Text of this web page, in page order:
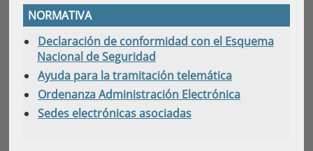
NORMATIVA
Declaración de conformidad con el Esquema
Nacional de Seguridad
Ayuda para la tramitación telemática
Ordenanza Administración Electrónica
Sedes electrónicas asociadas